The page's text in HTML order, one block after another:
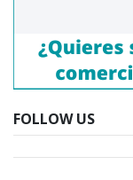
FOLLOW US